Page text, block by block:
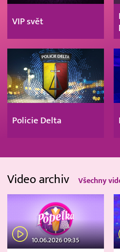
VIP svět
Policie Delta
Video archiv Všechny
10.06.2026 09:35